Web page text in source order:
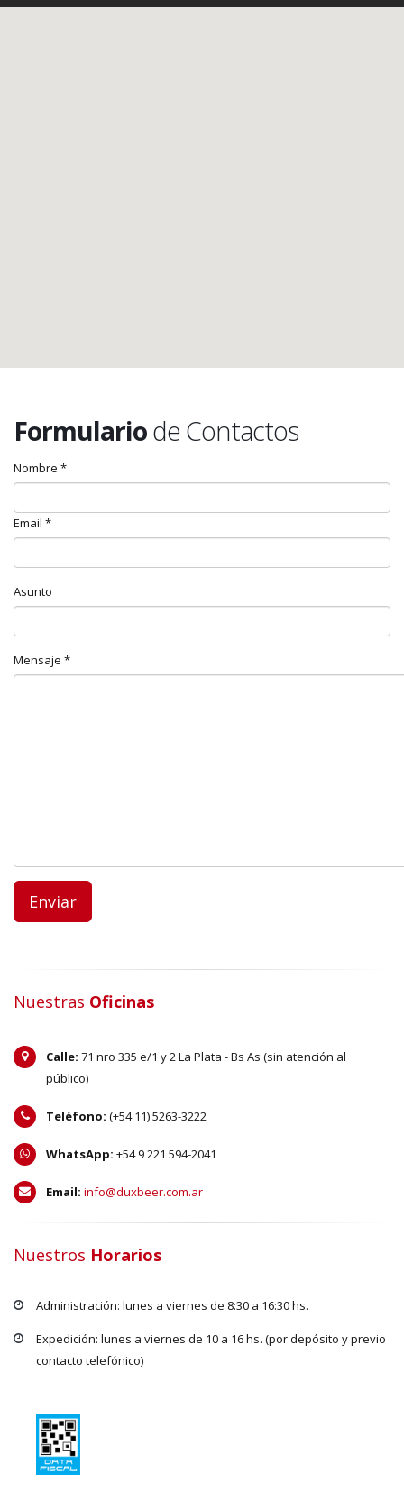
Formulariode Contactos
Nombre *
Email *
Asunto
Mensaje *
Enviar
Nuestras Oficinas
Calle: 71 nro 335 e/1 y 2 La Plata - Bs As (sin atención al
público)
Teléfono: (+54 11) 5263-3222
WhatsApp: +54 9 221 594-2041
Email: info@duxbeer.com.ar
Nuestros Horarios
Administración: lunes a viernes de 8:30 a 16:30 hs.
Expedición: lunes a viernes de 10 a 16 hs. (por depósito y previo
contacto telefónico)